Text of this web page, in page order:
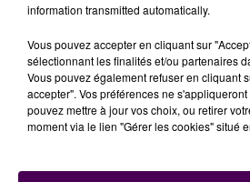
7 août 2026
11 juillet 2026
Inscrivez-vous au
information transmitted automatically.
Vous pouvez accepter en cliquant sur
sélectionnant les finalités et/ou partenaires
Vous pouvez également refuser en cliquant
accepter". Vos préférences ne
pouvez mettre à jour vos choix, ou retirer
moment via le lien "Gérer les cookies" situé